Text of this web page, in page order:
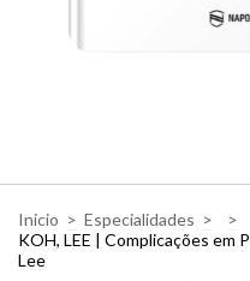
Inicio > Especialidades > >
KOH, LEE | Complicações em
Lee